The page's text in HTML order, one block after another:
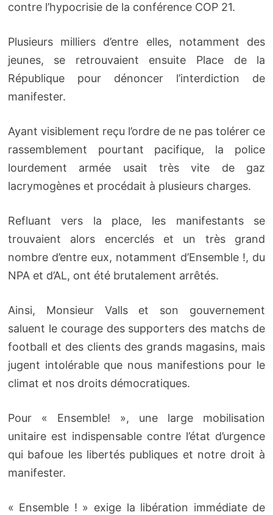
contre l’hypocrisie de la conférence COP 21.
Plusieurs milliers d’entre elles, notamment des
jeunes, se retrouvaient ensuite Place de la
République pour dénoncer l’interdiction de
manifester.
Ayant visiblement reçu l’ordre de ne pas tolérer ce
rassemblement pourtant pacifique, la police
lourdement armée usait très vite de gaz
lacrymogènes et procédait à plusieurs charges.
Refluant vers la place, les manifestants se
trouvaient alors encerclés et un très grand
nombre d’entre eux, notamment d’Ensemble !, du
NPA et d’AL, ont été brutalement arrêtés.
Ainsi, Monsieur Valls et son gouvernement
saluent le courage des supporters des matchs de
football et des clients des grands magasins, mais
jugent intolérable que nous manifestions pour le
climat et nos droits démocratiques.
Pour « Ensemble! », une large mobilisation
unitaire est indispensable contre l’état d’urgence
qui bafoue les libertés publiques et notre droit à
manifester.
« Ensemble ! » exige la libération immédiate de